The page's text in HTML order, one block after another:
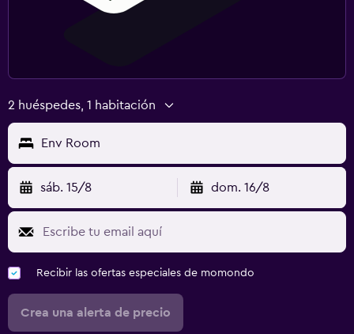
2 huéspedes, 1 habitación
Env Room
sáb. 15/8 dom. 16/8
Recibir las ofertas especiales de momondo
Crea una alerta de precio